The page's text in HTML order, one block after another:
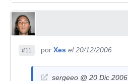
#11 por Xes el 20/12/2006
sergeeo @ 20 Dic